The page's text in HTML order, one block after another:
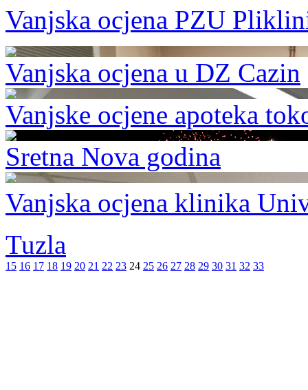
Vanjska ocjena PZU
Vanjska ocjena u DZ Cazin
Vanjske ocjene apoteka
Sretna Nova godina
Vanjska ocjena klinika
Tuzla
15 16 17 18 19 20 21 22 23 24 25 26 27 28 29 30 31 32 33